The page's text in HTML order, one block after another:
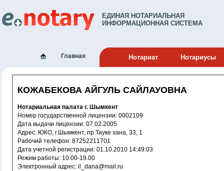
ЕДИНАЯ НОТАРИАЛЬНАЯ
ИНФОРМАЦИОННАЯ СИСТЕМА
Главная Нотариат Нотариусы
КОЖАБЕКОВА АЙГУЛЬ САЙЛАУОВНА
Нотариальная палата г. Шымкент
Номер государственной лицензии: 0002109
Дата выдачи лицензии: 07.02.2005
Адрес: ЮКО, г.Шымкент, пр.Тауке хана, 33, 1
Рабочий телефон: 87252211701
Дата учетной регистрации: 01.10.2010 14:49:03
Режим работы: 10.00-19.00
Электронный адрес: il_dana@mail.ru